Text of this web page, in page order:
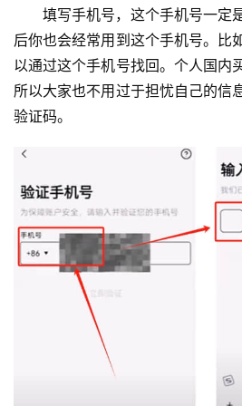
填写手机号，这个手机号一定
后你也会经常用到这个手机号。比
以通过这个手机号找回。个人国内
所以大家也不用过于担忧自己的信
验证码。